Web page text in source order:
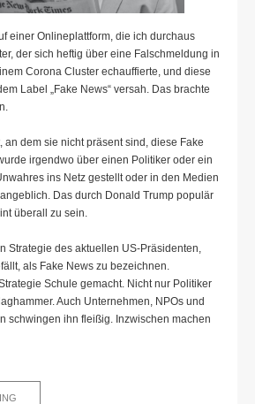
einer Onlineplattform, die ich durchaus
der sich heftig über eine Falschmeldung in
Corona Cluster echauffierte, und diese
Label „Fake News“ versah. Das brachte
an dem sie nicht präsent sind, diese Fake
irgendwo über einen Politiker oder ein
ins Netz gestellt oder in den Medien
Das durch Donald Trump populär
überall zu sein.
Strategie des aktuellen US-Präsidenten,
als Fake News zu bezeichnen.
Schule gemacht. Nicht nur Politiker
Auch Unternehmen, NPOs und
schwingen ihn fleißig. Inzwischen machen